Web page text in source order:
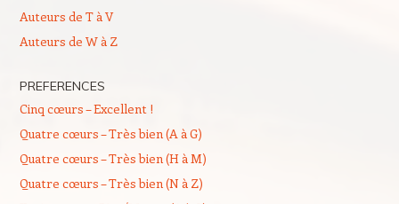
Auteurs de T à V
Auteurs de W à Z
PREFERENCES
Cinq cœurs – Excellent !
Quatre cœurs – Très bien (A à G)
Quatre cœurs – Très bien (H à M)
Quatre cœurs – Très bien (N à Z)